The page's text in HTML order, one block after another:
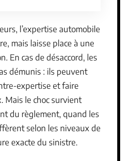
l’expertise automobile
mais laisse place à une
En cas de désaccord, les
démunis : ils peuvent
expertise et faire
Mais le choc survient
du règlement, quand les
selon les niveaux de
exacte du sinistre.